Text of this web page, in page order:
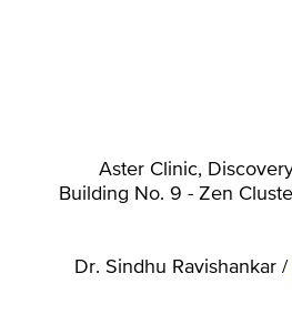
Aster Clinic,
Building No. 9 - Zen
/
Dr. Sindhu Ravishankar